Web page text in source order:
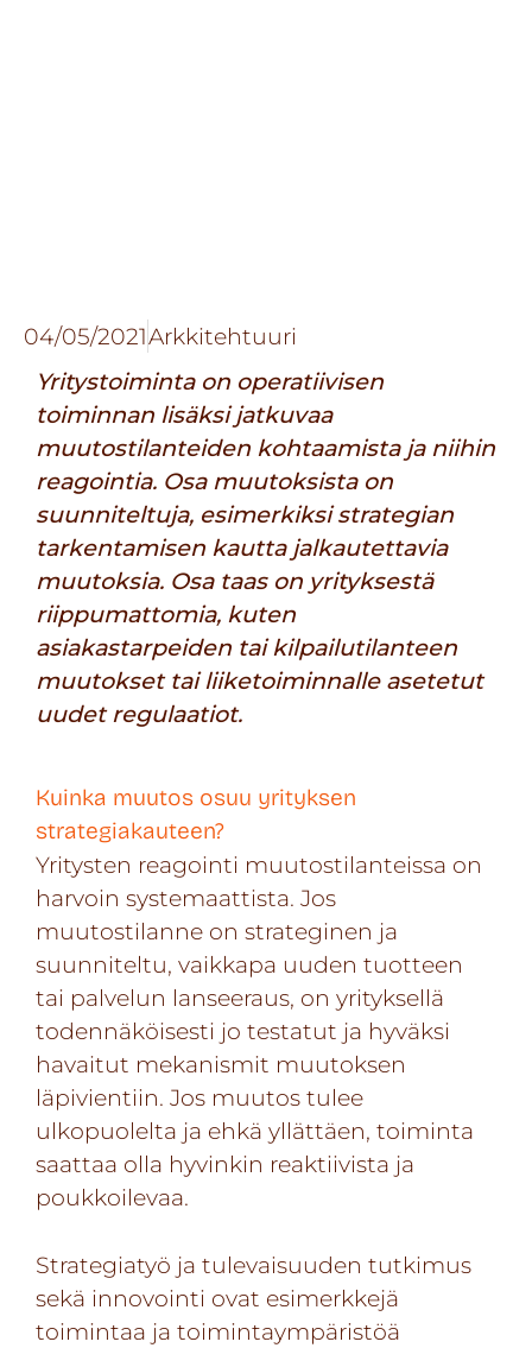
04/05/2021Arkkitehtuuri
Yritystoiminta on operatiivisen
toiminnan lisäksi jatkuvaa
muutostilanteiden kohtaamista ja niihin
reagointia. Osa muutoksista on
suunniteltuja, esimerkiksi strategian
tarkentamisen kautta jalkautettavia
muutoksia. Osa taas on yrityksestä
riippumattomia, kuten
asiakastarpeiden tai kilpailutilanteen
muutokset tai liiketoiminnalle asetetut
uudet regulaatiot.
Kuinka muutos osuu yrityksen
strategiakauteen?
Yritysten reagointi muutostilanteissa on
harvoin systemaattista. Jos
muutostilanne on strateginen ja
suunniteltu, vaikkapa uuden tuotteen
tai palvelun lanseeraus, on yrityksellä
todennäköisesti jo testatut ja hyväksi
havaitut mekanismit muutoksen
läpivientiin. Jos muutos tulee
ulkopuolelta ja ehkä yllättäen, toiminta
saattaa olla hyvinkin reaktiivista ja
poukkoilevaa.
Strategiatyö ja tulevaisuuden tutkimus
sekä innovointi ovat esimerkkejä
toimintaa ja toimintaympäristöä